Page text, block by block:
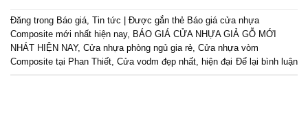
Đăng trong Báo giá, Tin tức Được gắn thẻ Báo giá cửa nhựa
Composite mới nhất hiện nay, BÁO GIÁ CỬA NHỰA GIẢ GỖ MỚI
NHÁT HIỆN NAY, Cửa nhựa phòng ngủ gia rẻ, Cửa nhựa vòm
Composite tại Phan Thiết, Cửa vodm đẹp nhất, hiện đại Để lại bình luận